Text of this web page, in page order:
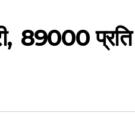
₹ 89000 प्रति